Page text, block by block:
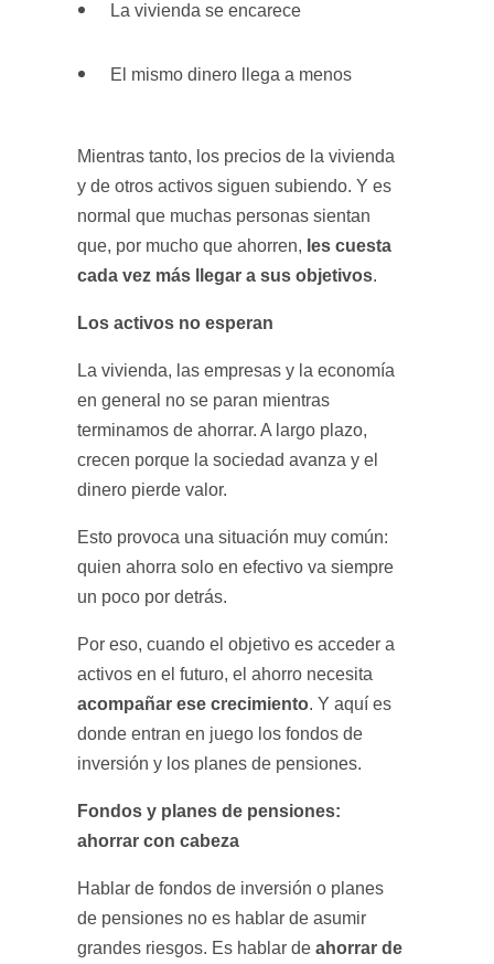
La vivienda se encarece
El mismo dinero llega a menos
Mientras tanto, los precios de la vivienda
y de otros activos siguen subiendo. Y es
normal que muchas personas sientan
que, por mucho que ahorren, les cuesta
cada vez más llegar a sus objetivos.
Los activos no esperan
La vivienda, las empresas y la economía
en general no se paran mientras
terminamos de ahorrar. A largo plazo,
crecen porque la sociedad avanza y el
dinero pierde valor.
Esto provoca una situación muy común:
quien ahorra solo en efectivo va siempre
un poco por detrás.
Por eso, cuando el objetivo es acceder a
activos en el futuro, el ahorro necesita
acompañar ese crecimiento. Y aquí es
donde entran en juego los fondos de
inversión y los planes de pensiones.
Fondos y planes de pensiones:
ahorrar con cabeza
Hablar de fondos de inversión o planes
de pensiones no es hablar de asumir
grandes riesgos. Es hablar de ahorrar de